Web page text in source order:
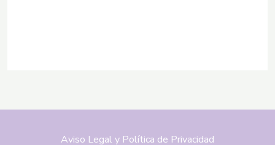
Aviso Legal y Política de Privacidad